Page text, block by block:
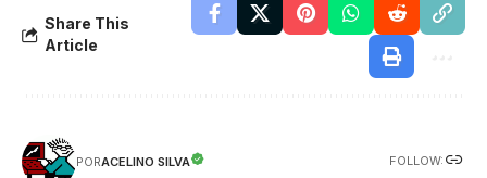
Share This
Article
PORACELINO SILVA FOLLOW: